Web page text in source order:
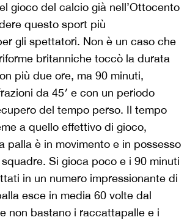
gioco del calcio già nell’Ottocento
questo sport più
gli spettatori. Non è un caso che
britanniche toccò la durata
più due ore, ma 90 minuti,
da 45′ e con un periodo
del tempo perso. Il tempo
a quello effettivo di gioco,
palla è in movimento e in possesso
Si gioca poco e i 90 minuti
in un numero impressionante di
esce in media 60 volte dal
non bastano i raccattapalle e i